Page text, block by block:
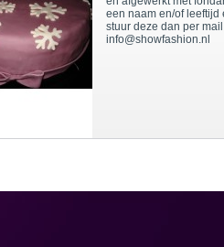
een naam en/of leeftijd
stuur deze dan per
info@showfashion.nl